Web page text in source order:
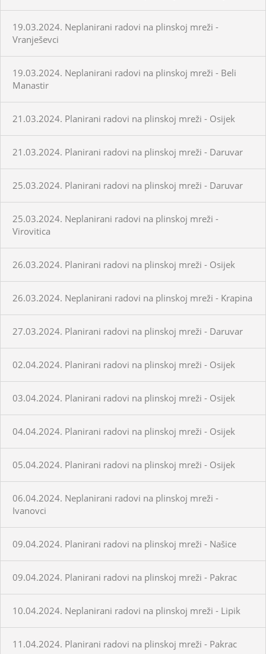
19.03.2024. Neplanirani radovi na plinskoj mreži -
Vranješevci
19.03.2024. Neplanirani radovi na plinskoj mreži - Beli
Manastir
21.03.2024. Planirani radovi na plinskoj mreži - Osijek
21.03.2024. Planirani radovi na plinskoj mreži - Daruvar
25.03.2024. Planirani radovi na plinskoj mreži - Daruvar
25.03.2024. Neplanirani radovi na plinskoj mreži -
Virovitica
26.03.2024. Planirani radovi na plinskoj mreži - Osijek
26.03.2024. Neplanirani radovi na plinskoj mreži - Krapina
27.03.2024. Planirani radovi na plinskoj mreži - Daruvar
02.04.2024. Planirani radovi na plinskoj mreži - Osijek
03.04.2024. Planirani radovi na plinskoj mreži - Osijek
04.04.2024. Planirani radovi na plinskoj mreži - Osijek
05.04.2024. Planirani radovi na plinskoj mreži - Osijek
06.04.2024. Neplanirani radovi na plinskoj mreži -
Ivanovci
09.04.2024. Planirani radovi na plinskoj mreži - Našice
09.04.2024. Planirani radovi na plinskoj mreži - Pakrac
10.04.2024. Neplanirani radovi na plinskoj mreži - Lipik
11.04.2024. Planirani radovi na plinskoj mreži - Pakrac